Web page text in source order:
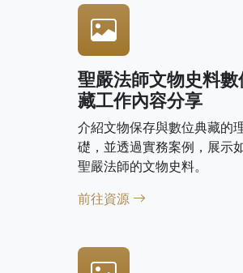
聖嚴法師文物史料數
藏工作內容分享
介紹文物保存與數位典藏的
礎，並透過實務案例，展示
聖嚴法師的文物史料。
前往資源